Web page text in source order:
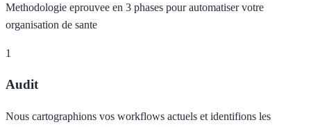
Methodologie eprouvee en 3 phases pour automatiser votre
organisation de sante
1
Audit
Nous cartographions vos workflows actuels et identifions les